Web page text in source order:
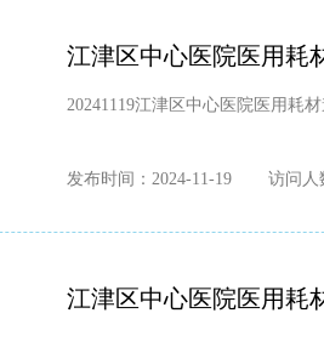
江津区中心医院医用耗
20241119江津区中心医院医用耗
发布时间：2024-11-19 访问人
江津区中心医院医用耗